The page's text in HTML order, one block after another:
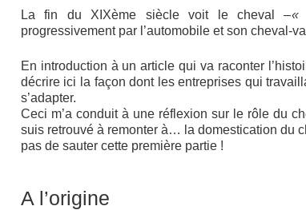
La fin du XIXème siècle voit le cheval –«
progressivement par l’automobile et son cheval-
En introduction à un article qui va raconter
décrire ici la façon dont les entreprises qui
s’adapter.
Ceci m’a conduit à une réflexion sur le rôle du
suis retrouvé à remonter à… la domestication du
pas de sauter cette première partie !
A l’origine